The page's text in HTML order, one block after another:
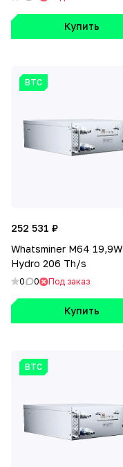
Купить
BTC
252 531 ₽
Whatsminer M64 19,9W
Hydro 206 Th/s
0 0 Под заказ
Купить
BTC